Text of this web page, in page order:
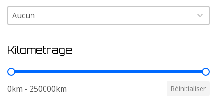
Couleur
Couleur
Kilometrage
Kilometrage
0km - 250000km Réinitialiser